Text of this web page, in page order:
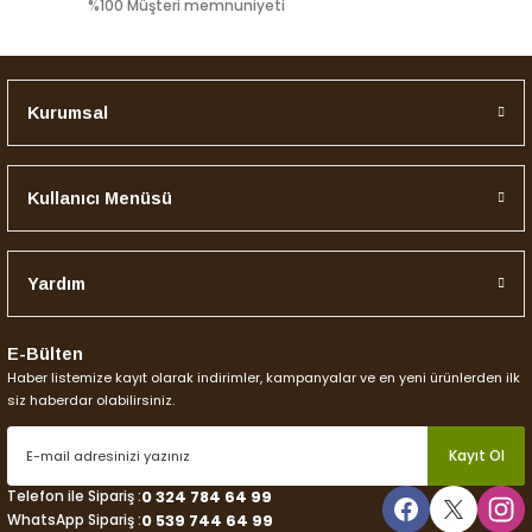
%100 Müşteri memnuniyeti
Kurumsal
Kullanıcı Menüsü
Yardım
E-Bülten
Haber listemize kayıt olarak indirimler, kampanyalar ve en yeni ürünlerden ilk
siz haberdar olabilirsiniz.
Kayıt Ol
Telefon ile Sipariş :0 324 784 64 99
WhatsApp Sipariş :0 539 744 64 99